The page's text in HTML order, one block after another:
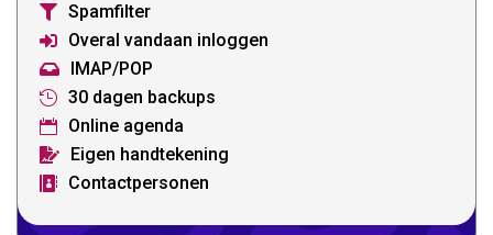
 Spamfilter
 Overal vandaan inloggen
 IMAP/POP
 30 dagen backups
 Online agenda
 Eigen handtekening
 Contactpersonen